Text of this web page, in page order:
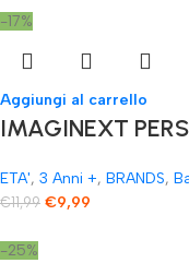
-17%
Aggiungi al carrello
IMAGINEXT
ETA', 3 Anni +, BRANDS,
€11,99 €9,99
-25%